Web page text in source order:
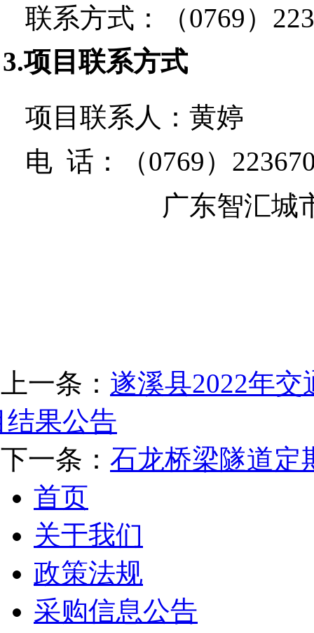
联系方式：
（0769）
3.项目联系方式
项目联系人： 黄婷
电 话：
（0769）
广东智汇城
上一条： 遂溪县2022年
结果公告
下一条： 石龙桥梁隧道定
首页
关于我们
政策法规
采购信息公告